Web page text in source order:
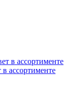
ассортименте